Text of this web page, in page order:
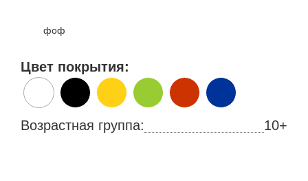
фоф
Цвет покрытия:
Возрастная группа: 10+